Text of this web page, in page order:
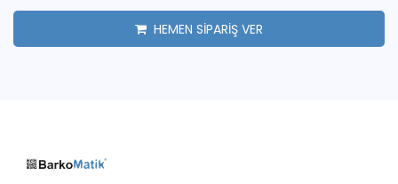
HEMEN SİPARİŞ VER